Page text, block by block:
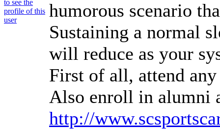
humorous scenario
Sustaining a normal
will reduce as your
First of all, attend
Also enroll in alumni
http://